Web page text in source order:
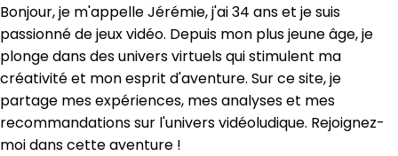
Bonjour, je m'appelle Jérémie, j'ai 34 ans et je suis
passionné de jeux vidéo. Depuis mon plus jeune âge, je
plonge dans des univers virtuels qui stimulent ma
créativité et mon esprit d'aventure. Sur ce site, je
partage mes expériences, mes analyses et mes
recommandations sur l'univers vidéoludique. Rejoignez-
moi dans cette aventure !